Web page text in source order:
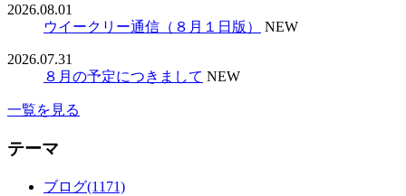
2026.08.01
ウイークリー通信（８月１日版）
NEW
2026.07.31
８月の予定につきまして NEW
一覧を見る
テーマ
ブログ(1171)